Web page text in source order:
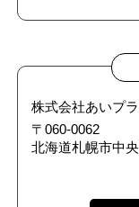
株式会社あいプ
〒060-0062
北海道札幌市中